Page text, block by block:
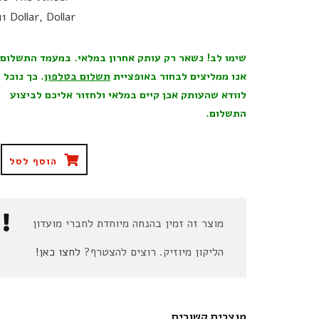
Dollar, Dollar
שימו לב! נשאר רק עותק אחרון במלאי. במעמד התשלום
אנו ממליצים לבחור באופציית תשלום בטלפון. כך נוכל
לוודא שהעותק אכן קיים במלאי ולחזור אליכם לביצוע
התשלום.
הוסף לסל
מוצר זה זמין בהנחה מיוחדת לחברי מועדון
הליקון מיוזיק. רוצים להצטרף? לחצו כאן!